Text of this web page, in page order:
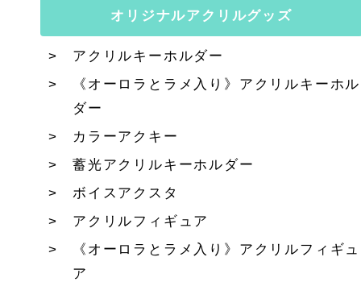
オリジナルアクリルグッズ
アクリルキーホルダー
《オーロラとラメ入り》アクリルキーホル
ダー
カラーアクキー
蓄光アクリルキーホルダー
ボイスアクスタ
アクリルフィギュア
《オーロラとラメ入り》アクリルフィギュ
ア